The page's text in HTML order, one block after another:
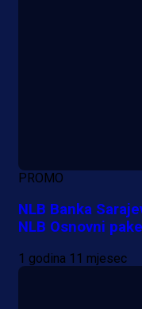
PROMO
NLB Banka
NLB Osnovni
1 godina 11 mjesec